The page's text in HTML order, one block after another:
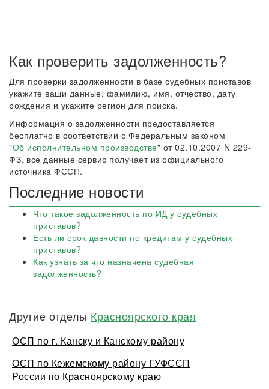
Как проверить задолженность?
Для проверки задолженности в базе судебных приставов
укажите ваши данные: фамилию, имя, отчество, дату
рождения и укажите регион для поиска.
Информация о задолженности предоставляется
бесплатно в соответствии с Федеральным законом
"Об исполнительном производстве" от 02.10.2007 N 229-
ФЗ, все данные сервис получает из официального
источника ФССП.
Последние новости
Что такое задолженность по ИД у судебных
приставов?
Есть ли срок давности по кредитам у судебных
приставов?
Как узнать за что назначена судебная
задолженность?
Другие отделы Красноярского края
ОСП по г. Канску и Канскому району
ОСП по Кежемскому району ГУФССП
России по Красноярскому краю